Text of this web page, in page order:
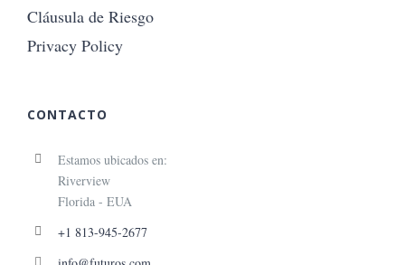
Cláusula de Riesgo
Privacy Policy
CONTACTO
Estamos ubicados en:
Riverview
Florida - EUA
+1 813-945-2677